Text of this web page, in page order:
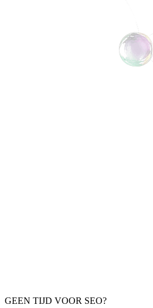
GEEN TIJD VOOR SEO?